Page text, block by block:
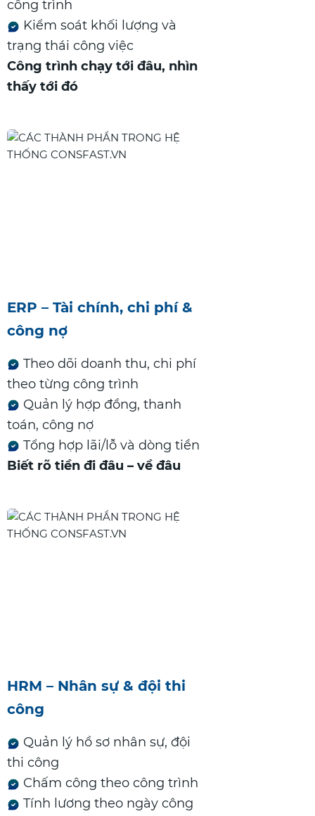
công trình
Kiểm soát khối lượng và
trạng thái công việc
Công trình chạy tới đâu, nhìn
thấy tới đó
ERP – Tài chính, chi phí &
công nợ
Theo dõi doanh thu, chi phí
theo từng công trình
Quản lý hợp đồng, thanh
toán, công nợ
Tổng hợp lãi/lỗ và dòng tiền
Biết rõ tiền đi đâu – về đâu
HRM – Nhân sự & đội thi
công
Quản lý hồ sơ nhân sự, đội
thi công
Chấm công theo công trình
Tính lương theo ngày công